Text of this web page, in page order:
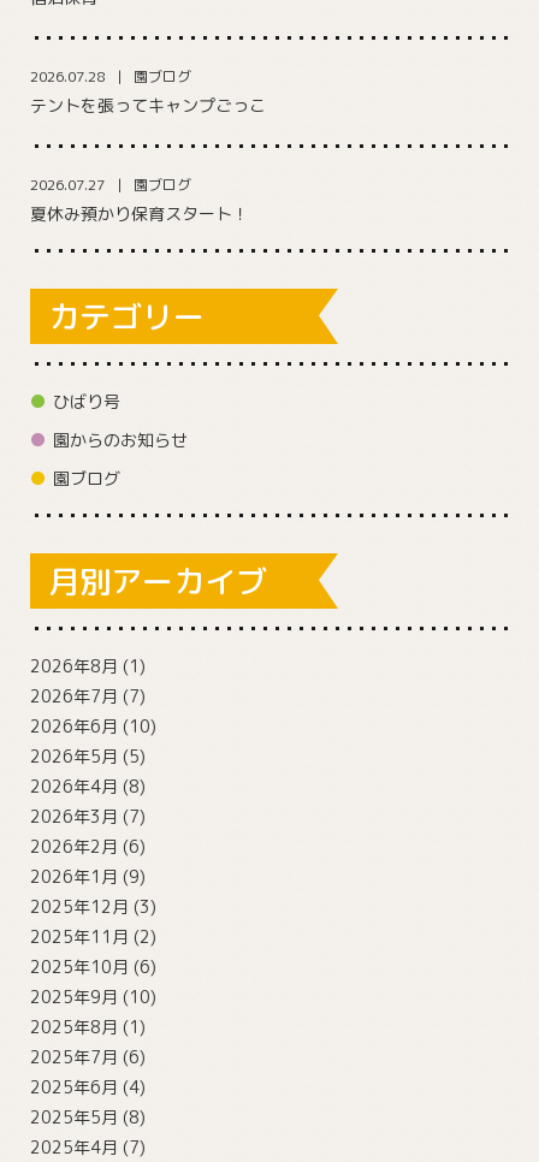
2026.07.28 園ブログ
テントを張ってキャンプごっこ
2026.07.27 園ブログ
夏休み預かり保育スタート！
カテゴリー
ひばり号
園からのお知らせ
園ブログ
月別アーカイブ
2026年8月 (1)
2026年7月 (7)
2026年6月 (10)
2026年5月 (5)
2026年4月 (8)
2026年3月 (7)
2026年2月 (6)
2026年1月 (9)
2025年12月 (3)
2025年11月 (2)
2025年10月 (6)
2025年9月 (10)
2025年8月 (1)
2025年7月 (6)
2025年6月 (4)
2025年5月 (8)
2025年4月 (7)